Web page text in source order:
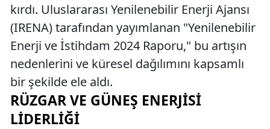
kırdı. Uluslararası Yenilenebilir Enerji Ajansı
(IRENA) tarafından yayımlanan "Yenilenebilir
Enerji ve İstihdam 2024 Raporu," bu artışın
nedenlerini ve küresel dağılımını kapsamlı
bir şekilde ele aldı.
RÜZGAR VE GÜNEŞ ENERJISI
LIDERLIĞI